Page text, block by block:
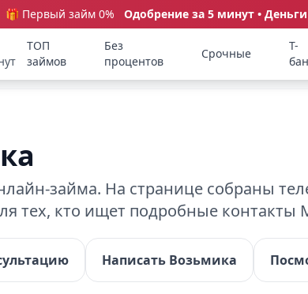
🎁 Первый займ 0% Одобрение за 5 минут • Деньги
ТОП
займов
Без
процентов
Срочные
Т-
займа. На странице собраны
тех, кто ищет подробные
Написать Возьмика